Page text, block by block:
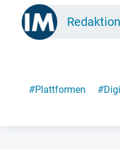
#Plattformen #